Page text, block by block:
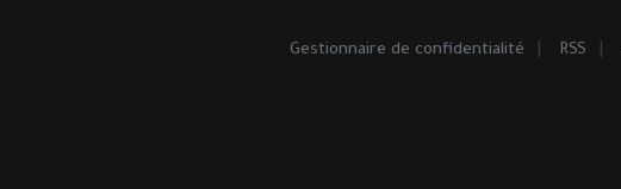
RSS
Gestionnaire de confidentialité